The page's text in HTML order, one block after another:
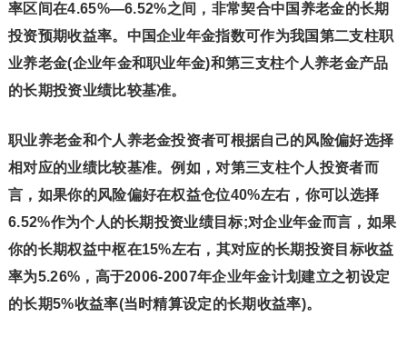
率区间在4.65%—6.52%之间，非常契合中国养老金的长期
投资预期收益率。中国企业年金指数可作为我国第二支柱职
业养老金(企业年金和职业年金)和第三支柱个人养老金产品
的长期投资业绩比较基准。
职业养老金和个人养老金投资者可根据自己的风险偏好选择
相对应的业绩比较基准。例如，对第三支柱个人投资者而
言，如果你的风险偏好在权益仓位40%左右，你可以选择
6.52%作为个人的长期投资业绩目标;对企业年金而言，如果
你的长期权益中枢在15%左右，其对应的长期投资目标收益
率为5.26%，高于2006-2007年企业年金计划建立之初设定
的长期5%收益率(当时精算设定的长期收益率)。